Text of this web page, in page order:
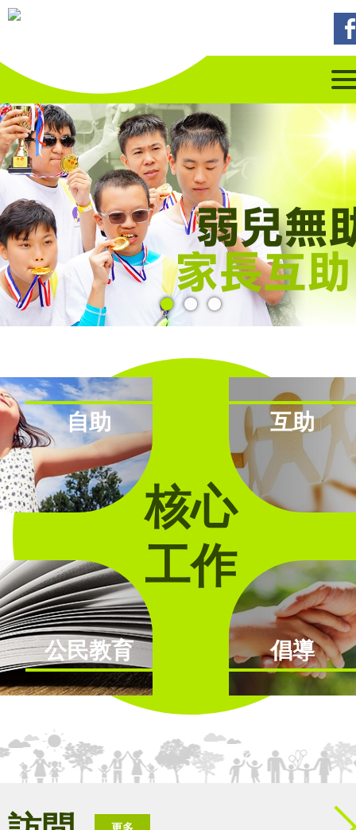
核心
工作
自助 互助
公民教育 倡導